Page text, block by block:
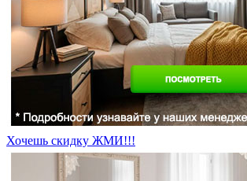
Хочешь скидку ЖМИ!!!